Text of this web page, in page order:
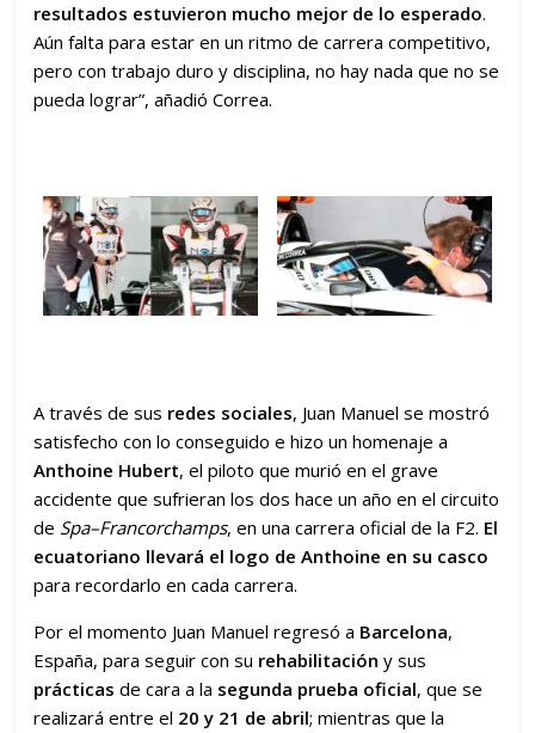
resultados estuvieron mucho mejor de lo esperado.
Aún falta para estar en un ritmo de carrera competitivo,
pero con trabajo duro y disciplina, no hay nada que no se
pueda lograr”, añadió Correa.
A través de sus redes sociales, Juan Manuel se mostró
satisfecho con lo conseguido e hizo un homenaje a
Anthoine Hubert, el piloto que murió en el grave
accidente que sufrieran los dos hace un año en el circuito
de Spa–Francorchamps, en una carrera oficial de la F2. El
ecuatoriano llevará el logo de Anthoine en su casco
para recordarlo en cada carrera.
Por el momento Juan Manuel regresó a Barcelona,
España, para seguir con su rehabilitación y sus
prácticas de cara a la segunda prueba oficial, que se
realizará entre el 20 y 21 de abril; mientras que la